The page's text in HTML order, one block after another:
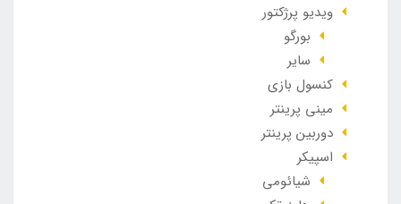
ویدیو پرژکتور
بورگو
سایر
کنسول بازی
مینی پرینتر
دوربین پرینتر
اسپیکر
شیائومی